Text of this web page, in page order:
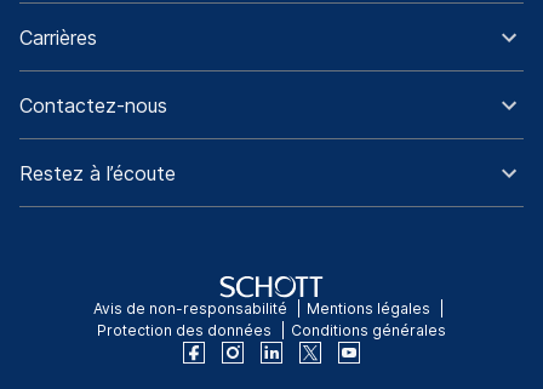
Carrières
Contactez-nous
Restez à l’écoute
Avis de non-responsabilité
Mentions légales
Protection des données
Conditions générales